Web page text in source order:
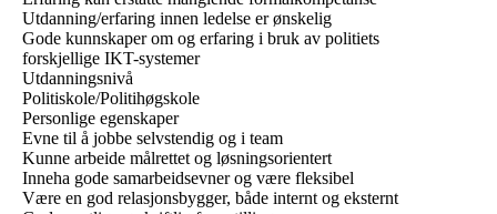
Utdanning/erfaring innen ledelse er ønskelig
Gode kunnskaper om og erfaring i bruk av politiets
forskjellige IKT-systemer
Utdanningsnivå
Politiskole/Politihøgskole
Personlige egenskaper
Evne til å jobbe selvstendig og i team
Kunne arbeide målrettet og løsningsorientert
Inneha gode samarbeidsevner og være fleksibel
Være en god relasjonsbygger, både internt og eksternt